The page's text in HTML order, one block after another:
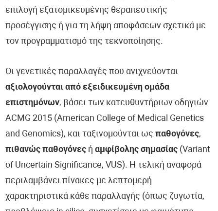
επιλογή εξατομικευμένης θεραπευτικής
προσέγγισης ή για τη λήψη αποφάσεων σχετικά με
τον προγραμματισμό της τεκνοποίησης.
Οι γενετικές παραλλαγές που ανιχνεύονται
αξιολογούνται από εξειδικευμένη ομάδα
επιστημόνων, βάσει των κατευθυντήριων οδηγιών
ACMG 2015 (American College of Medical Genetics
and Genomics), και ταξινομούνται ωςπαθογόνες,
πιθανώς παθογόνες ήαμφίβολης σημασίας (Variant
of Uncertain Significance, VUS). Η τελική αναφορά
περιλαμβάνει πίνακες με λεπτομερή
χαρακτηριστικά κάθε παραλλαγής (όπως ζυγωτία,